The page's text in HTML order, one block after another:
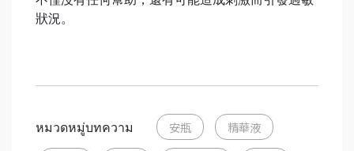
狀況。
หมวดหมู่บทความ 安瓶 精華液